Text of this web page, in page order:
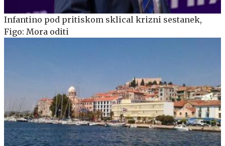
Infantino pod pritiskom sklical krizni sestanek,
Figo: Mora oditi